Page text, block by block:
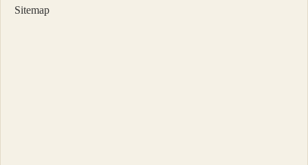
Sitemap